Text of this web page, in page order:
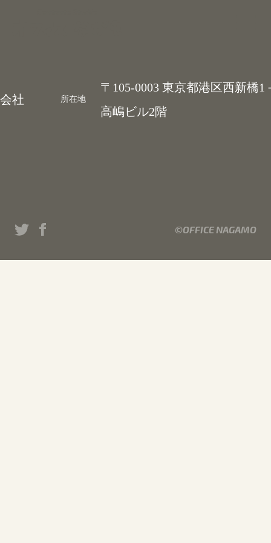
社 所在地
〒105-0003 東京都港区西新橋
高嶋ビル2階
©OFFICE NAGAMO